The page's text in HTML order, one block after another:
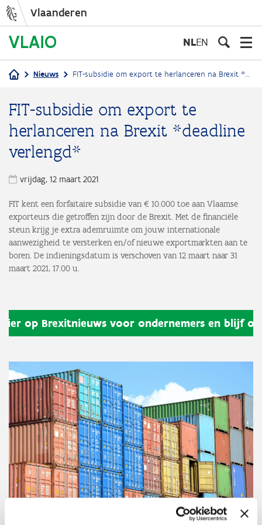
inhoud
Vlaanderen
NLEN
Nieuws FIT-subsidie om export te herlanceren na Brexit *deadline verlengd*
FIT-subsidie om export te
herlanceren na Brexit *deadline
verlengd*
vrijdag, 12 maart 2021
FIT kent een forfaitaire subsidie van € 10.000 toe aan Vlaamse
exporteurs die getroffen zijn door de Brexit. Met de financiële
steun krijg je extra ademruimte om jouw internationale
aanwezigheid te versterken en/of nieuwe exportmarkten aan te
boren. De indieningsdatum is verschoven van 12 maart naar 31
maart 2021, 17.00 u.
op Brexitnieuws voor ondernemers en blijf